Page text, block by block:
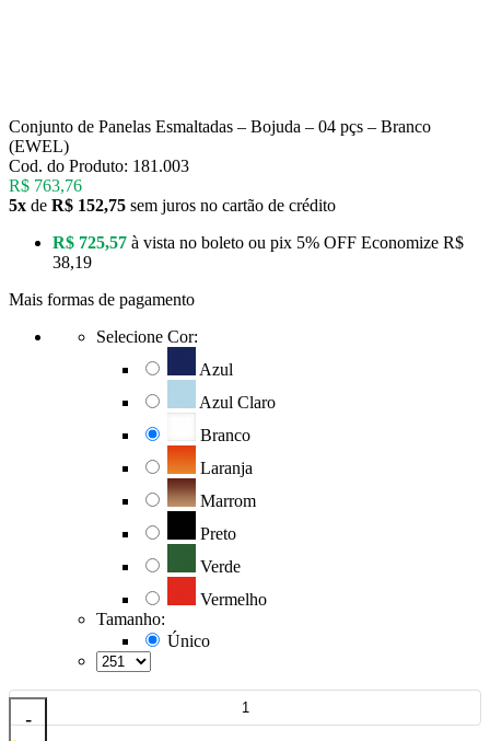
Conjunto de Panelas Esmaltadas – Bojuda – 04 pçs – Branco
(EWEL)
Cod. do Produto: 181.003
R$ 763,76
5x de R$ 152,75 sem juros no cartão de crédito
R$ 725,57 à vista no boleto ou pix 5% OFF Economize R$
38,19
Mais formas de pagamento
Selecione Cor:
Azul
Azul Claro
Branco
Laranja
Marrom
Preto
Verde
Vermelho
Tamanho:
Único
-